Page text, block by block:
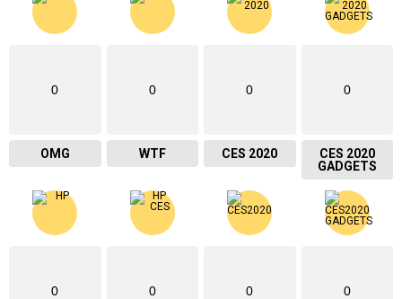
0
OMG
0
WTF
0
CES 2020
0
CES 2020
GADGETS
0 0 0 0